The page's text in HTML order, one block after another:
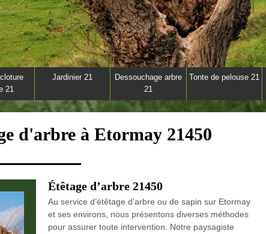
21
Jardinier 21
Dessouchage arbre
21
Tonte de pelouse 21
d'arbre à Etormay 21450
Étêtage d’arbre 21450
Au service d’étêtage d’arbre ou de sapin sur Etormay
et ses environs, nous présentons diverses méthodes
pour assurer toute intervention. Notre paysagiste